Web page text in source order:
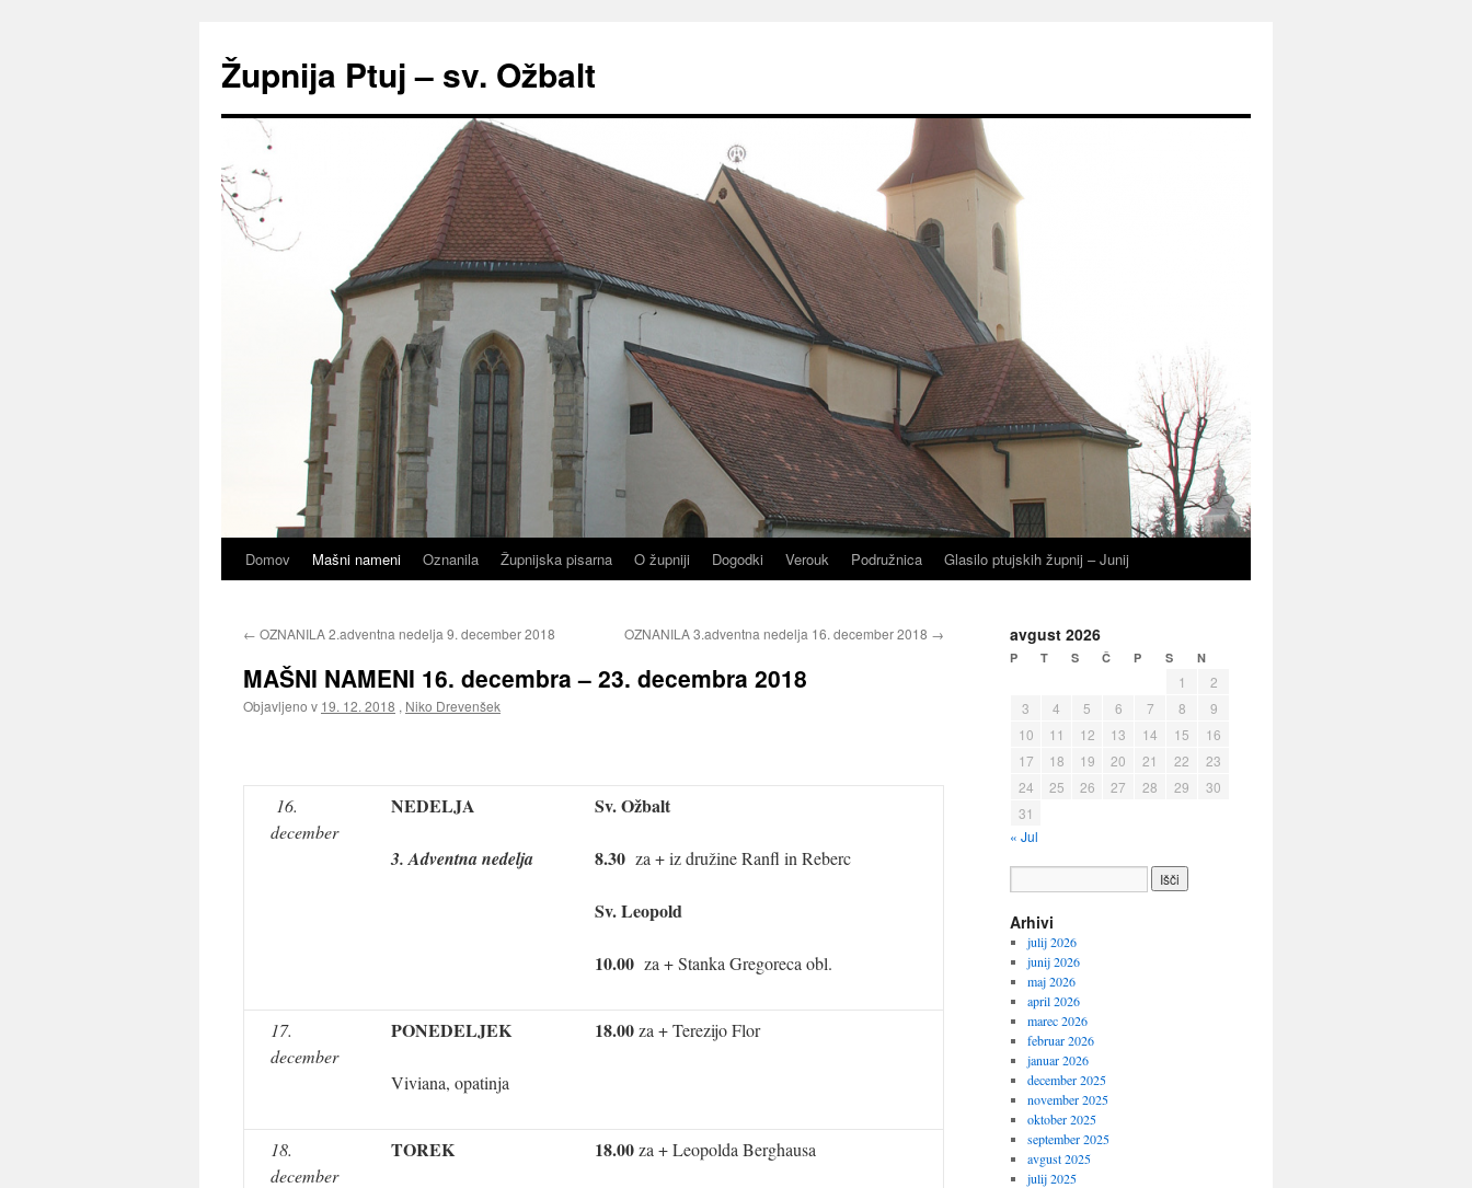
vsebino
Župnija Ptuj – sv. Ožbalt
Domov Mašni nameni Oznanila Župnijska pisarna O župniji Dogodki Verouk Podružnica Glasilo ptujskih župnij – Junij
← OZNANILA 2.adventna nedelja 9. december 2018 OZNANILA 3.adventna nedelja 16. december 2018 →
MAŠNI NAMENI 16. decembra – 23. decembra 2018
Objavljeno v 19. 12. 2018 , Niko Drevenšek
16.
december
NEDELJA
3. Adventna nedelja
Sv. Ožbalt
8.30 za + iz družine Ranfl in Reberc
Sv. Leopold
10.00 za + Stanka Gregoreca obl.
17.
december
PONEDELJEK
Viviana, opatinja
18.00za + Terezijo Flor
18.
december
TOREK 18.00za + Leopolda Berghausa
avgust 2026
P T S Č P S N
1
2
3
4 5 6 7 8
9
10
11 12 13 14 15
16
17
18 19 20 21 22
23
24
25 26 27 28 29
30
31
« Jul
Arhivi
julij 2026
junij 2026
maj 2026
april 2026
marec 2026
februar 2026
januar 2026
december 2025
november 2025
oktober 2025
september 2025
avgust 2025
julij 2025